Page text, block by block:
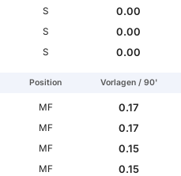
S
0.00
S
0.00
S 0.00
Position Vorlagen / 90'
MF
0.17
MF
0.17
MF
0.15
MF
0.15